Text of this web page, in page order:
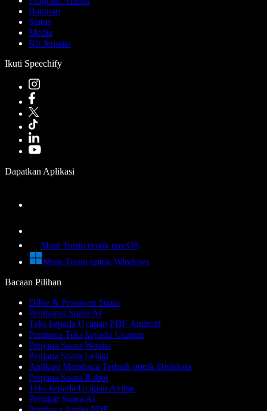
Bantuan
Status
Media
Kit Jenama
Ikuti Speechify
Dapatkan Aplikasi
Muat Turun untuk macOS
Muat Turun untuk Windows
Bacaan Pilihan
Dikte & Penaipan Suara
Pembantu Suara AI
Teks kepada Ucapan PDF Android
Pembaca Teks kepada Ucapan
Penjana Suara Wanita
Penjana Suara Lelaki
Aplikasi Membaca Terbaik untuk Disleksia
Penjana Suara Robot
Teks kepada Ucapan Anime
Penukar Suara AI